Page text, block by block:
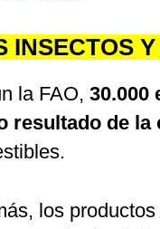
INSECTOS
la FAO, 30.000
resultado de
los